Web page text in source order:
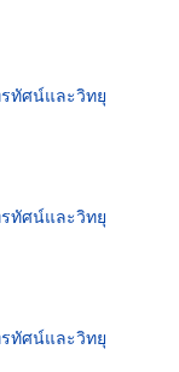
ทัศน์และวิทยุ
ทัศน์และวิทยุ
ทัศน์และวิทยุ